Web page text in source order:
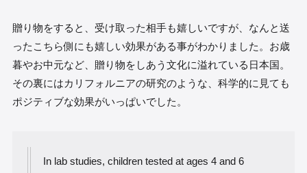
贈り物をすると、受け取った相手も嬉しいですが、なんと送
ったこちら側にも嬉しい効果がある事がわかりました。お歳
暮やお中元など、贈り物をしあう文化に溢れている日本国。
その裏にはカリフォルニアの研究のような、科学的に見ても
ポジティブな効果がいっぱいでした。
In lab studies, children tested at ages 4 and 6